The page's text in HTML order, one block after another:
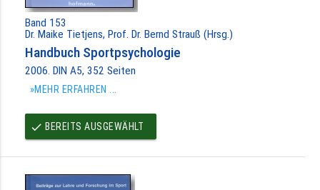
Band 153
Dr. Maike Tietjens, Prof. Dr. Bernd Strauß (Hrsg.)
Handbuch Sportpsychologie
2006. DIN A5, 352 Seiten
»MEHR ERFAHREN ...
done BEREITS AUSGEWÄHLT